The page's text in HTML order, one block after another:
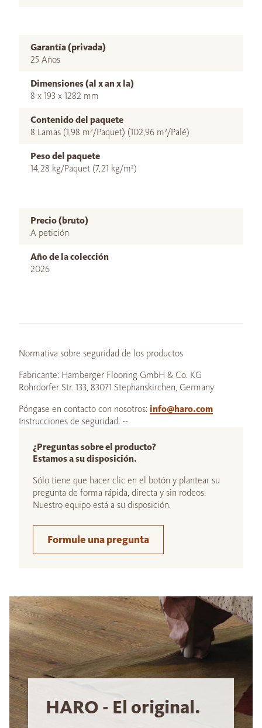
Garantía (privada)
25 Años
Dimensiones (al x an x la)
8 x 193 x 1282 mm
Contenido del paquete
8 Lamas (1,98 m²/Paquet) (102,96 m²/Palé)
Peso del paquete
14,28 kg/Paquet (7,21 kg/m²)
Precio (bruto)
A petición
Año de la colección
2026
Normativa sobre seguridad de los productos
Fabricante: Hamberger Flooring GmbH & Co. KG
Rohrdorfer Str. 133, 83071 Stephanskirchen, Germany
Póngase en contacto con nosotros: info@haro.com
Instrucciones de seguridad: --
¿Preguntas sobre el producto?
Estamos a su disposición.
Sólo tiene que hacer clic en el botón y plantear su
pregunta de forma rápida, directa y sin rodeos.
Nuestro equipo está a su disposición.
Formule una pregunta
HARO - El original.